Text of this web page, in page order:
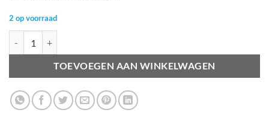
2 op voorraad
TOEVOEGEN AAN WINKELWAGEN